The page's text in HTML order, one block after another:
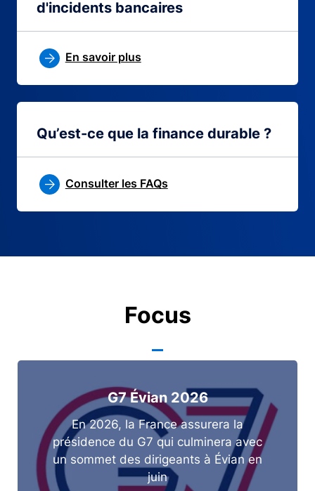
d'incidents bancaires
En savoir plus
Qu’est-ce que la finance durable ?
Consulter les FAQs
Focus
G7 Évian 2026
En 2026, la France assurera la
présidence du G7 qui culminera avec
un sommet des dirigeants à Évian en
juin